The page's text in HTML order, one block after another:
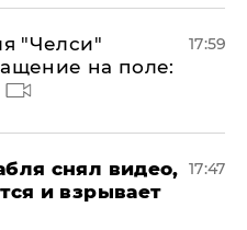
"Челси"
на поле:
17:59
снял видео,
и взрывает
17:47